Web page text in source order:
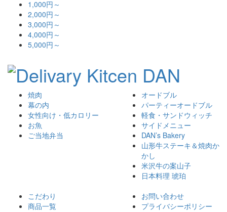
1,000円～
2,000円～
3,000円～
4,000円～
5,000円～
焼肉
幕の内
女性向け・低カロリー
お魚
ご当地弁当
オードブル
パーティーオードブル
軽食・サンドウィッチ
サイドメニュー
DAN’s Bakery
山形牛ステーキ＆焼肉か
かし
米沢牛の案山子
日本料理 琥珀
こだわり
商品一覧
お問い合わせ
プライバシーポリシー